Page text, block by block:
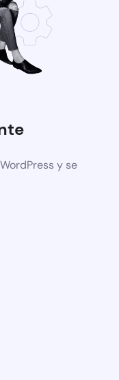
y se